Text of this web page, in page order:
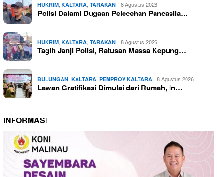
HUKRIM, KALTARA, TARAKAN 8 Agustus 2026
Polisi Dalami Dugaan Pelecehan Pancasila…
HUKRIM, KALTARA, TARAKAN 8 Agustus 2026
Tagih Janji Polisi, Ratusan Massa Kepung…
BULUNGAN, KALTARA, PEMPROV KALTARA 8 Agustus 2026
Lawan Gratifikasi Dimulai dari Rumah, In…
INFORMASI